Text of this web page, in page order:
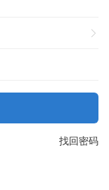
找回密码